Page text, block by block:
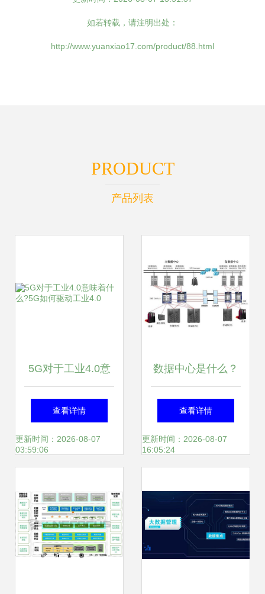
如若转载，请注明出处：
http://www.yuanxiao17.com/product/88.html
PRODUCT
产品列表
5G对于工业4.0意
味着什么?5G如何
驱动工业4.0
查看详情
更新时间：2026-08-07
03:59:06
数据中心是什么？
系统组成与数据处
理、存储服务详解
查看详情
更新时间：2026-08-07
16:05:24